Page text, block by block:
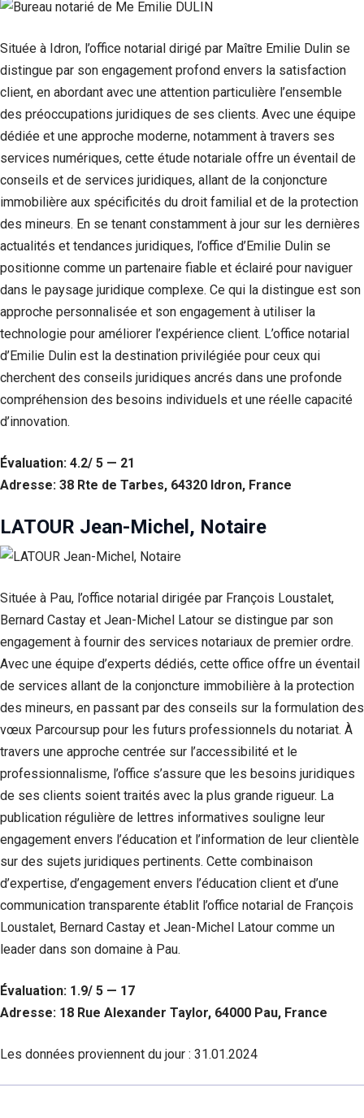
Située à Idron, l’office notarial dirigé par Maître Emilie Dulin se
distingue par son engagement profond envers la satisfaction
client, en abordant avec une attention particulière l’ensemble
des préoccupations juridiques de ses clients. Avec une équipe
dédiée et une approche moderne, notamment à travers ses
services numériques, cette étude notariale offre un éventail de
conseils et de services juridiques, allant de la conjoncture
immobilière aux spécificités du droit familial et de la protection
des mineurs. En se tenant constamment à jour sur les dernières
actualités et tendances juridiques, l’office d’Emilie Dulin se
positionne comme un partenaire fiable et éclairé pour naviguer
dans le paysage juridique complexe. Ce qui la distingue est son
approche personnalisée et son engagement à utiliser la
technologie pour améliorer l’expérience client. L’office notarial
d’Emilie Dulin est la destination privilégiée pour ceux qui
cherchent des conseils juridiques ancrés dans une profonde
compréhension des besoins individuels et une réelle capacité
d’innovation.
Évaluation: 4.2/ 5 — 21
Adresse: 38 Rte de Tarbes, 64320 Idron, France
LATOUR Jean-Michel, Notaire
Située à Pau, l’office notarial dirigée par François Loustalet,
Bernard Castay et Jean-Michel Latour se distingue par son
engagement à fournir des services notariaux de premier ordre.
Avec une équipe d’experts dédiés, cette office offre un éventail
de services allant de la conjoncture immobilière à la protection
des mineurs, en passant par des conseils sur la formulation des
vœux Parcoursup pour les futurs professionnels du notariat. À
travers une approche centrée sur l’accessibilité et le
professionnalisme, l’office s’assure que les besoins juridiques
de ses clients soient traités avec la plus grande rigueur. La
publication régulière de lettres informatives souligne leur
engagement envers l’éducation et l’information de leur clientèle
sur des sujets juridiques pertinents. Cette combinaison
d’expertise, d’engagement envers l’éducation client et d’une
communication transparente établit l’office notarial de François
Loustalet, Bernard Castay et Jean-Michel Latour comme un
leader dans son domaine à Pau.
Évaluation: 1.9/ 5 — 17
Adresse: 18 Rue Alexander Taylor, 64000 Pau, France
Les données proviennent du jour : 31.01.2024